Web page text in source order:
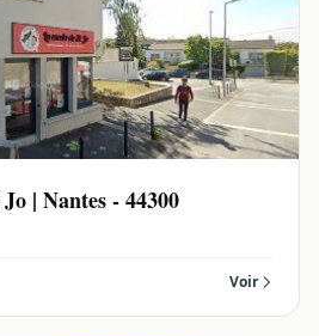
| Nantes - 44300
Voir